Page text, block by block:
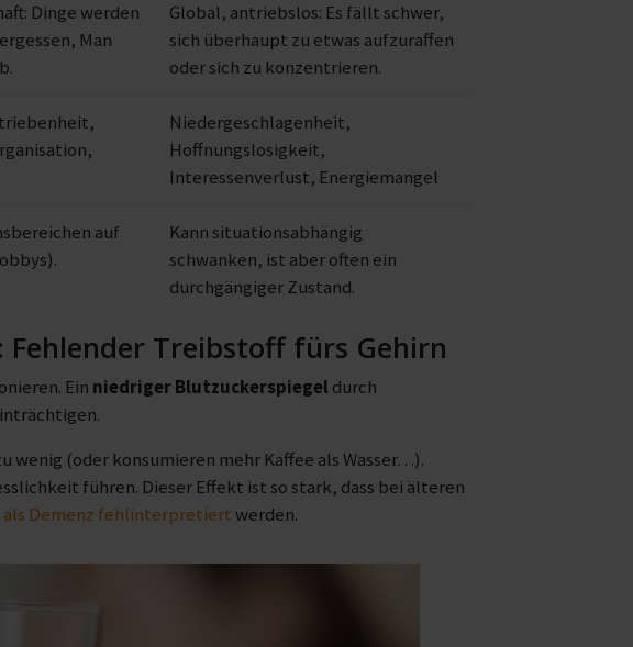
Dinge werden
Man
Global, antriebslos: Es fällt schwer,
sich überhaupt zu etwas aufzuraffen
oder sich zu konzentrieren.
Niedergeschlagenheit,
Hoffnungslosigkeit,
Interessenverlust, Energiemangel
auf
Kann situationsabhängig
schwanken, ist aber often ein
durchgängiger Zustand.
Treibstoff fürs Gehirn
Ein niedriger Blutzuckerspiegeldurch
wenig (oder konsumieren mehr Kaffee als Wasser…).
führen. Dieser Effekt ist so stark, dass bei älteren
als Demenz fehlinterpretiertwerden.